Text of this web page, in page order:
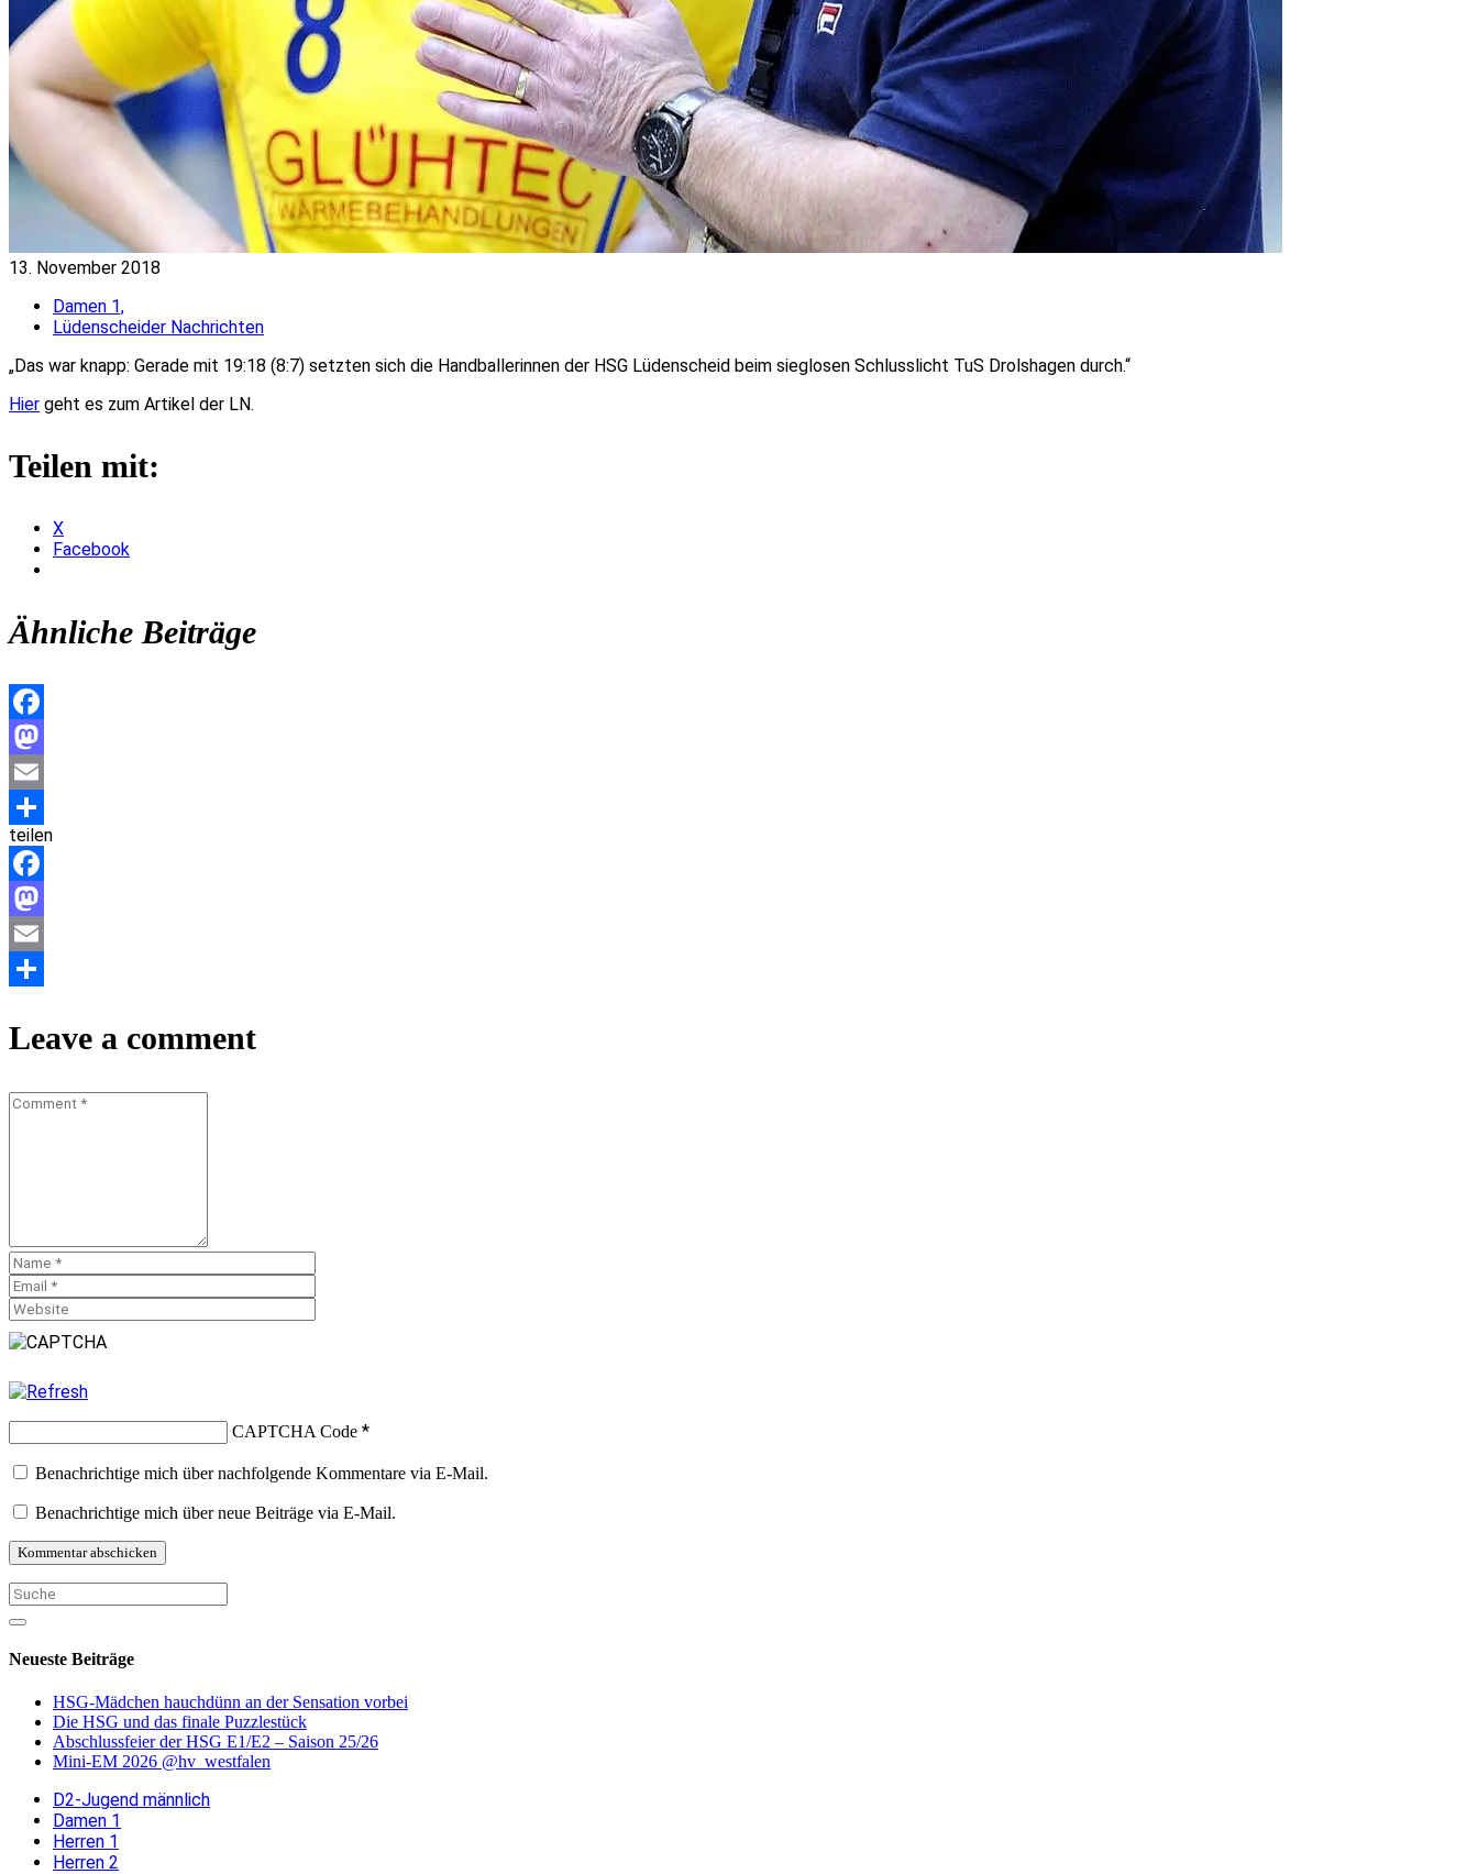
13. November 2018
Damen 1,
Lüdenscheider Nachrichten
„Das war knapp: Gerade mit 19:18 (8:7) setzten sich die Handballerinnen der HSG Lüdenscheid beim sieglosen Schlusslicht TuS Drolshagen durch.“
Hier geht es zum Artikel der LN.
Teilen mit:
X
Facebook
Ähnliche Beiträge
Facebook
Mastodon
Email
Teilen
teilen
Facebook
Mastodon
Email
Leave a comment
CAPTCHA Code *
Benachrichtige mich über nachfolgende Kommentare via E-Mail.
Benachrichtige mich über neue Beiträge via E-Mail.
Neueste Beiträge
HSG-Mädchen hauchdünn an der Sensation vorbei
Die HSG und das finale Puzzlestück
Abschlussfeier der HSG E1/E2 – Saison 25/26
Mini-EM 2026 @hv_westfalen
D2-Jugend männlich
Damen 1
Herren 1
Herren 2